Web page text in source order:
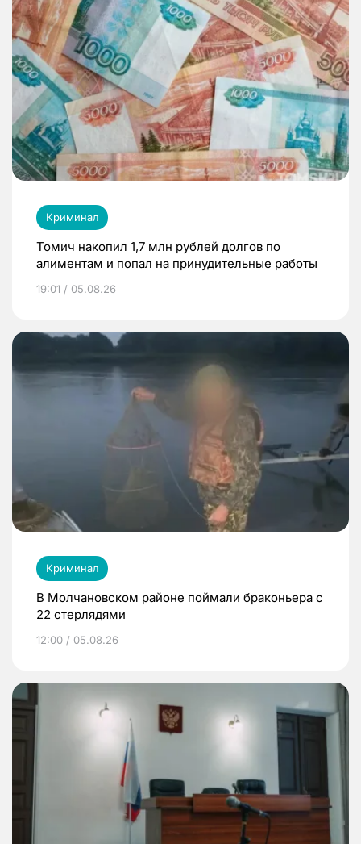
Криминал
Томич накопил 1,7 млн рублей долгов по
алиментам и попал на принудительные работы
19:01 / 05.08.26
Криминал
В Молчановском районе поймали браконьера с
22 стерлядями
12:00 / 05.08.26